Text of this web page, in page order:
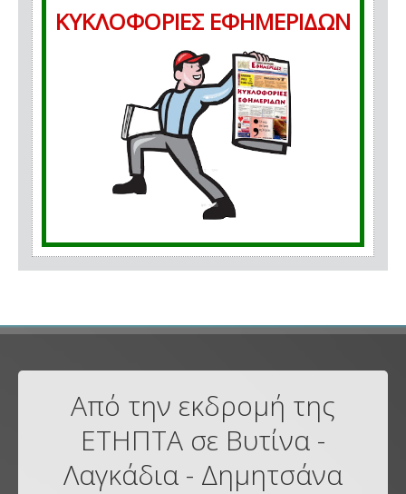
ΚΥΚΛΟΦΟΡΙΕΣ ΕΦΗΜΕΡΙΔΩΝ
Από την εκδρομή της
ΕΤΗΠΤΑ σε Βυτίνα -
Λαγκάδια - Δημητσάνα